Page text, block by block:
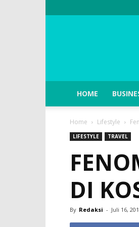
HOME
Home Lifestyle
LIFESTYLE TRAVEL
DI
By Redaksi - Juli 16,